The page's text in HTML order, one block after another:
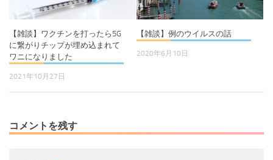
【雑談】ワクチンを打ったら5G
に繋がりチップが埋め込まれて
ワニになりました
2021年10月27日
【雑談】例のウイルスの話
2020年6月10日
コメントを残す